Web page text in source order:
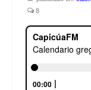
8